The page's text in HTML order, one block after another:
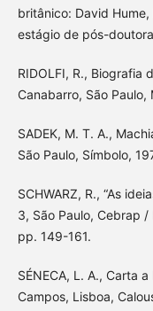
britânico: David
estágio de pós-
RIDOLFI, R., Biografia
Canabarro, São Paulo,
SADEK, M. T. A.,
São Paulo, Símbolo,
SCHWARZ, R., “As
3, São Paulo, Cebrap
pp. 149-161.
SÉNECA, L. A., Carta
Campos, Lisboa,